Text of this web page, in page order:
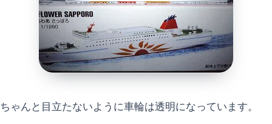
ちゃんと目立たないように車輪は透明になっています。